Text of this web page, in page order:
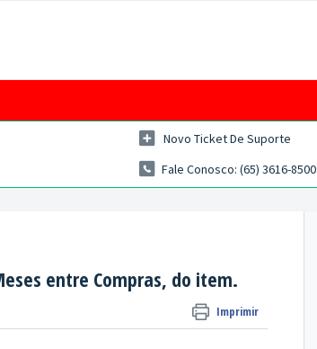
Novo Ticket De Suporte
Fale Conosco: (65) 3616-8500
entre Compras, do item.
Imprimir